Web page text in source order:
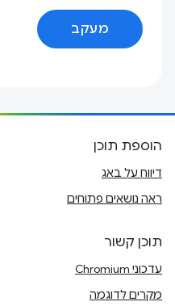
מעקב
הוספת תוכן
דיווח על באג
ראה נושאים פתוחים
תוכן קשור
עדכוני Chromium
מקרים לדוגמה